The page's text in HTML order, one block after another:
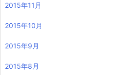
2015年11月
2015年10月
2015年9月
2015年8月